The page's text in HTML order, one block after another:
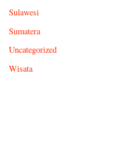
Sulawesi
Sumatera
Uncategorized
Wisata